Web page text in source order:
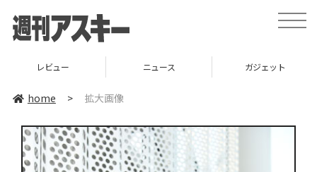
toggle
レビュー ニュース ガジェット
home > 拡大画像